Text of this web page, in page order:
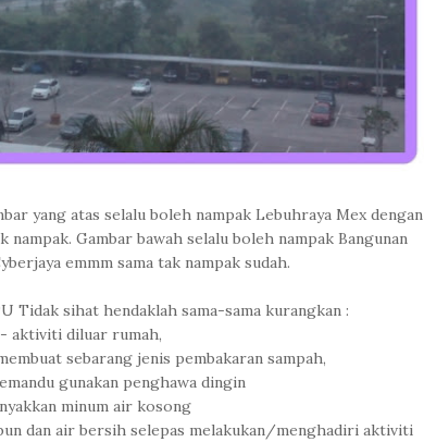
yang atas selalu boleh nampak Lebuhraya Mex dengan
Gambar bawah selalu boleh nampak Bangunan
emmm sama tak nampak sudah.
Tidak sihat hendaklah sama-sama kurangkan :
- aktiviti diluar rumah,
sebarang jenis pembakaran sampah,
gunakan penghawa dingin
minum air kosong
dan air bersih selepas melakukan/menghadiri aktiviti